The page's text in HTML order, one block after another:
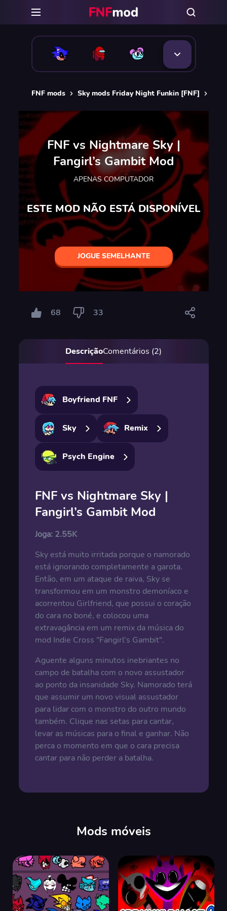
FNF mods Sky mods Friday Night Funkin [FNF]
FNF vs Nightmare Sky |
Fangirl’s Gambit Mod
APENAS COMPUTADOR
ESTE MOD NÃO ESTÁ DISPONÍVEL
JOGUE SEMELHANTE
68 33
DescriçãoComentários (2)
Boyfriend FNF
Sky Remix
Psych Engine
FNF vs Nightmare Sky |
Fangirl’s Gambit Mod
Joga: 2.55K
Sky está muito irritada porque o namorado
está ignorando completamente a garota.
Então, em um ataque de raiva, Sky se
transformou em um monstro demoníaco e
acorrentou Girlfriend, que possui o coração
do cara no boné, e colocou uma
extravagância em um remix da música do
mod Indie Cross "Fangirl's Gambit".
Aguente alguns minutos inebriantes no
campo de batalha com o novo assustador
ao ponto da insanidade Sky. Namorado terá
que assumir um novo visual assustador
para lidar com o monstro do outro mundo
também. Clique nas setas para cantar,
levar as músicas para o final e ganhar. Não
perca o momento em que o cara precisa
cantar para não perder a batalha.
Mods móveis